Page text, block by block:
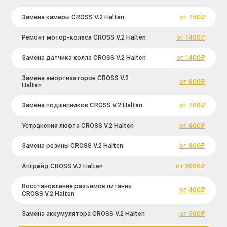
Замена камеры CROSS V.2 Halten от 750₽
Ремонт мотор-колеса CROSS V.2 Halten от 1400₽
Замена датчика холла CROSS V.2 Halten от 1400₽
Замена амортизаторов CROSS V.2
Halten
от 800₽
Замена подшипников CROSS V.2 Halten от 700₽
Устранения люфта CROSS V.2 Halten от 900₽
Замена резины CROSS V.2 Halten от 900₽
Апгрейд CROSS V.2 Halten от 2000₽
Восстановление разъемов питания
CROSS V.2 Halten
от 400₽
Замена аккумулятора CROSS V.2 Halten от 500₽